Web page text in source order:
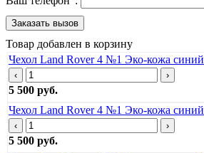
Товар добавлен в корзину
Чехол Land Rover 4 №1 Эко-кожа синий
‹ ›
5 500 руб.
Чехол Land Rover 4 №1 Эко-кожа синий
‹ ›
5 500 руб.